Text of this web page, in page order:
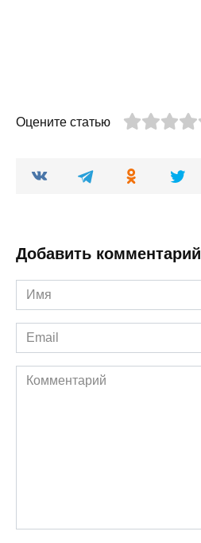
Оцените статью
Добавить комментарий
Имя
*
Email
*
Комментарий